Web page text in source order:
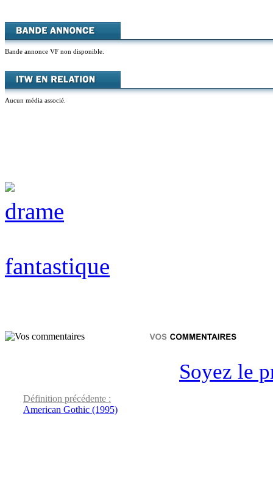
Bande annonce VF non disponible.
Aucun média associé.
drame
fantastique
Soyez le
Définition précédente :
American Gothic (1995)